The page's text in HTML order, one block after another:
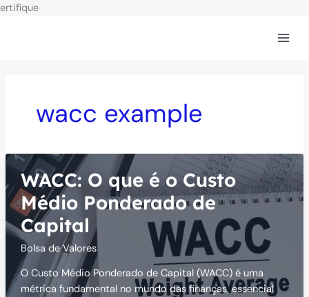
ertifiqueIr
wacc example
WACC: O que é o Custo
Médio Ponderado de
Capital
Bolsa de Valores
O Custo Médio Ponderado de Capital (WACC) é uma
métrica fundamental no mundo das finanças, essencial